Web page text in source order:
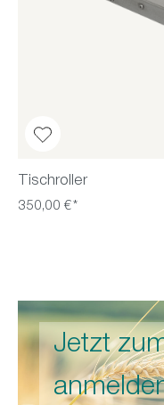
Tischroller
350,00 €*
Jetzt